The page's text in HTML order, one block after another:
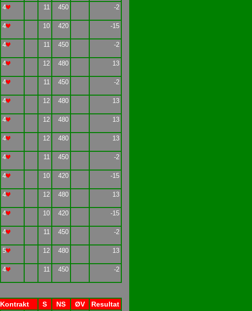
4 11 450 -2
4 10 420 -15
4 11 450 -2
4 12 480 13
4 11 450 -2
4 12 480 13
4 12 480 13
4 12 480 13
4 11 450 -2
4 10 420 -15
4 12 480 13
4 10 420 -15
4 11 450 -2
5 12 480 13
4 11 450 -2
Kontrakt S NS ØV Resultat